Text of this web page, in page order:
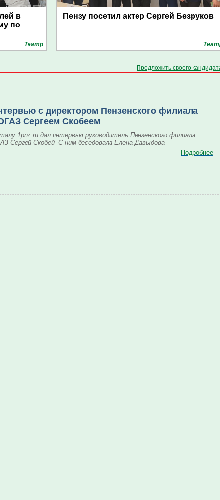
в
по
Театр
Пензу посетил актер Сергей Безруков
Предложить своего
с директором Пензенского филиала
Сергеем Скобеем
1pnz.ru дал интервью руководитель Пензенского филиала
Сергей Скобей. С ним беседовала Елена Давыдова.
Подробнее